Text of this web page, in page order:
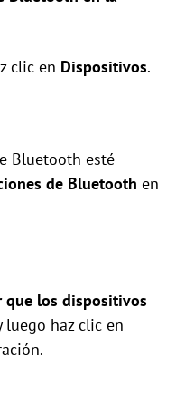
clic en Dispositivos.
Bluetooth esté
de Bluetooth en
que los dispositivos
luego haz clic en